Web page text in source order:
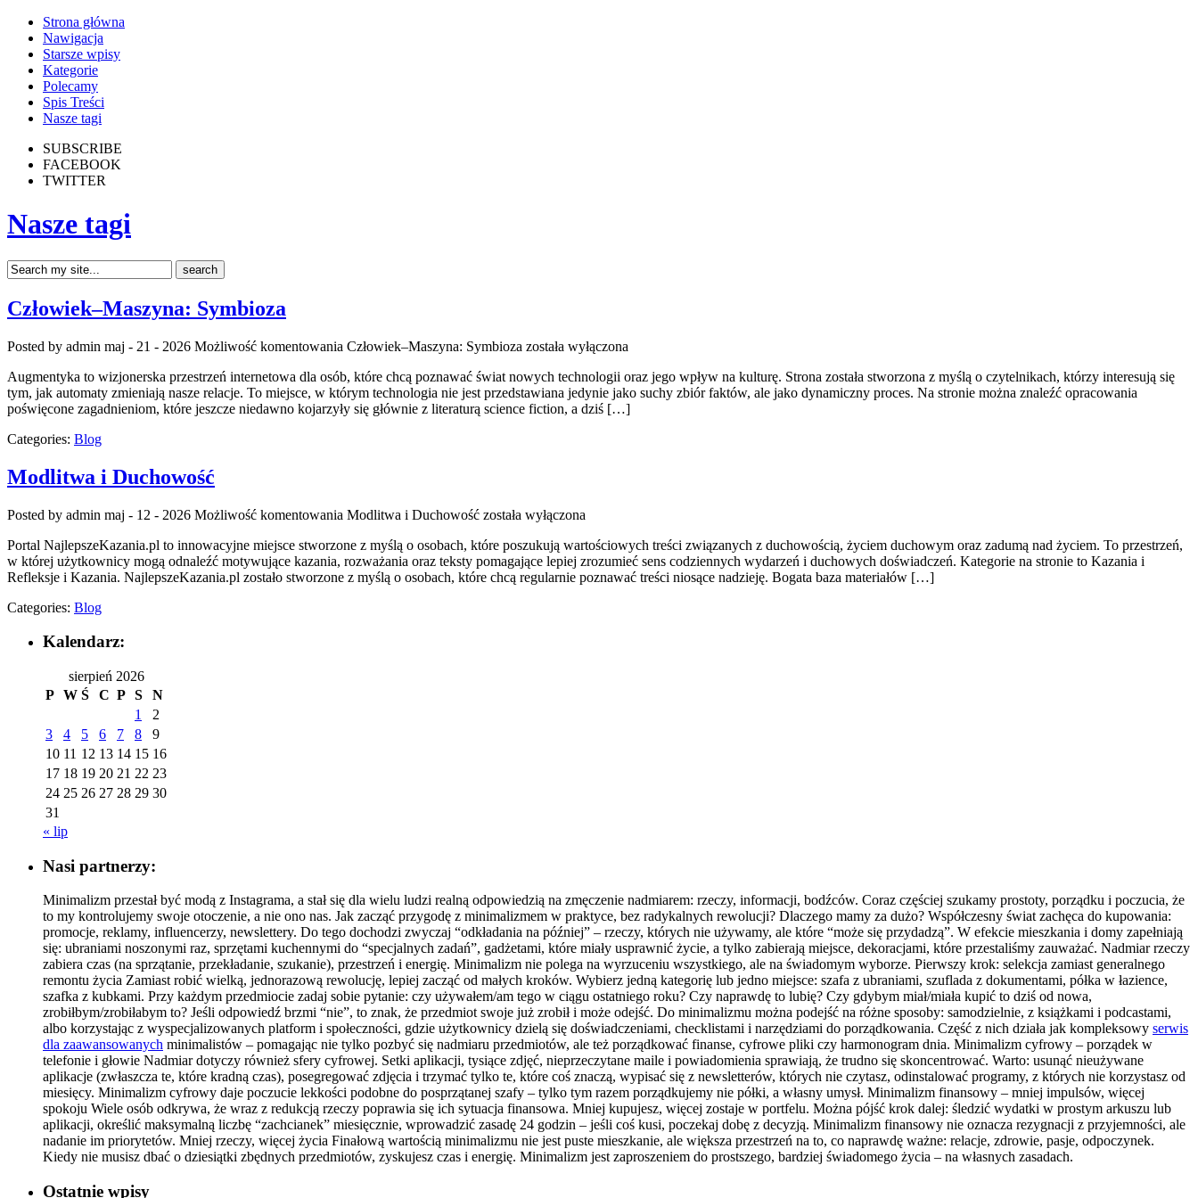
Strona główna
Nawigacja
Starsze wpisy
Kategorie
Polecamy
Spis Treści
Nasze tagi
SUBSCRIBE
FACEBOOK
TWITTER
Nasze tagi
Człowiek–Maszyna: Symbioza
Posted by admin maj - 21 - 2026 Możliwość komentowania Człowiek–Maszyna: Symbioza została wyłączona
Augmentyka to wizjonerska przestrzeń internetowa dla osób, które chcą poznawać świat nowych technologii oraz jego wpływ na kulturę. Strona została stworzona z myślą o czytelnikach, którzy interesują się
tym, jak automaty zmieniają nasze relacje. To miejsce, w którym technologia nie jest przedstawiana jedynie jako suchy zbiór faktów, ale jako dynamiczny proces. Na stronie można znaleźć opracowania
poświęcone zagadnieniom, które jeszcze niedawno kojarzyły się głównie z literaturą science fiction, a dziś […]
Categories: Blog
Modlitwa i Duchowość
Posted by admin maj - 12 - 2026 Możliwość komentowania Modlitwa i Duchowość została wyłączona
Portal NajlepszeKazania.pl to innowacyjne miejsce stworzone z myślą o osobach, które poszukują wartościowych treści związanych z duchowością, życiem duchowym oraz zadumą nad życiem. To przestrzeń,
w której użytkownicy mogą odnaleźć motywujące kazania, rozważania oraz teksty pomagające lepiej zrozumieć sens codziennych wydarzeń i duchowych doświadczeń. Kategorie na stronie to Kazania i
Refleksje i Kazania. NajlepszeKazania.pl zostało stworzone z myślą o osobach, które chcą regularnie poznawać treści niosące nadzieję. Bogata baza materiałów […]
Categories: Blog
Kalendarz:
sierpień 2026
P W Ś C P S
N
1
2
3
4 5 6 7 8
9
10 11 12 13 14 15 16
17 18 19 20 21 22 23
24 25 26 27 28 29 30
31
« lip
Nasi partnerzy:
Minimalizm przestał być modą z Instagrama, a stał się dla wielu ludzi realną odpowiedzią na zmęczenie nadmiarem: rzeczy, informacji, bodźców. Coraz częściej szukamy prostoty, porządku i poczucia, że
to my kontrolujemy swoje otoczenie, a nie ono nas. Jak zacząć przygodę z minimalizmem w praktyce, bez radykalnych rewolucji? Dlaczego mamy za dużo? Współczesny świat zachęca do kupowania:
promocje, reklamy, influencerzy, newslettery. Do tego dochodzi zwyczaj “odkładania na później” – rzeczy, których nie używamy, ale które “może się przydadzą”. W efekcie mieszkania i domy zapełniają
się: ubraniami noszonymi raz, sprzętami kuchennymi do “specjalnych zadań”, gadżetami, które miały usprawnić życie, a tylko zabierają miejsce, dekoracjami, które przestaliśmy zauważać. Nadmiar rzeczy
zabiera czas (na sprzątanie, przekładanie, szukanie), przestrzeń i energię. Minimalizm nie polega na wyrzuceniu wszystkiego, ale na świadomym wyborze. Pierwszy krok: selekcja zamiast generalnego
remontu życia Zamiast robić wielką, jednorazową rewolucję, lepiej zacząć od małych kroków. Wybierz jedną kategorię lub jedno miejsce: szafa z ubraniami, szuflada z dokumentami, półka w łazience,
szafka z kubkami. Przy każdym przedmiocie zadaj sobie pytanie: czy używałem/am tego w ciągu ostatniego roku? Czy naprawdę to lubię? Czy gdybym miał/miała kupić to dziś od nowa,
zrobiłbym/zrobiłabym to? Jeśli odpowiedź brzmi “nie”, to znak, że przedmiot swoje już zrobił i może odejść. Do minimalizmu można podejść na różne sposoby: samodzielnie, z książkami i podcastami,
albo korzystając z wyspecjalizowanych platform i społeczności, gdzie użytkownicy dzielą się doświadczeniami, checklistami i narzędziami do porządkowania. Część z nich działa jak kompleksowy serwis
dla zaawansowanych minimalistów – pomagając nie tylko pozbyć się nadmiaru przedmiotów, ale też porządkować finanse, cyfrowe pliki czy harmonogram dnia. Minimalizm cyfrowy – porządek w
telefonie i głowie Nadmiar dotyczy również sfery cyfrowej. Setki aplikacji, tysiące zdjęć, nieprzeczytane maile i powiadomienia sprawiają, że trudno się skoncentrować. Warto: usunąć nieużywane
aplikacje (zwłaszcza te, które kradną czas), posegregować zdjęcia i trzymać tylko te, które coś znaczą, wypisać się z newsletterów, których nie czytasz, odinstalować programy, z których nie korzystasz od
miesięcy. Minimalizm cyfrowy daje poczucie lekkości podobne do posprzątanej szafy – tylko tym razem porządkujemy nie półki, a własny umysł. Minimalizm finansowy – mniej impulsów, więcej
spokoju Wiele osób odkrywa, że wraz z redukcją rzeczy poprawia się ich sytuacja finansowa. Mniej kupujesz, więcej zostaje w portfelu. Można pójść krok dalej: śledzić wydatki w prostym arkuszu lub
aplikacji, określić maksymalną liczbę “zachcianek” miesięcznie, wprowadzić zasadę 24 godzin – jeśli coś kusi, poczekaj dobę z decyzją. Minimalizm finansowy nie oznacza rezygnacji z przyjemności, ale
nadanie im priorytetów. Mniej rzeczy, więcej życia Finałową wartością minimalizmu nie jest puste mieszkanie, ale większa przestrzeń na to, co naprawdę ważne: relacje, zdrowie, pasje, odpoczynek.
Kiedy nie musisz dbać o dziesiątki zbędnych przedmiotów, zyskujesz czas i energię. Minimalizm jest zaproszeniem do prostszego, bardziej świadomego życia – na własnych zasadach.
Ostatnie wpisy